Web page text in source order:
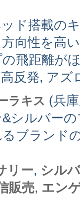
ド搭載の
向性を高
飛距離が
反発, アズ
ラキス (兵
シルバーの
るブランド
リー, シル
販売, エン